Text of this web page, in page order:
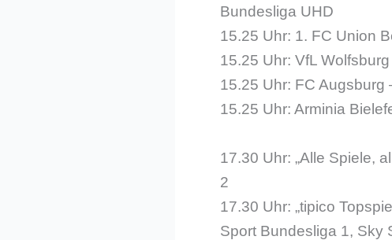
Bundesliga UHD
15.25 Uhr: 1. FC Union
15.25 Uhr: VfL
15.25 Uhr: FC
15.25 Uhr: Arminia
17.30 Uhr: „Alle Spiele,
2
17.30 Uhr: „tipico
Sport Bundesliga 1, Sky